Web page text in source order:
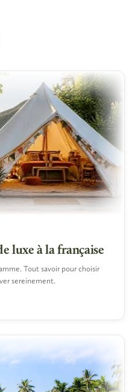
luxe à la française
Tout savoir pour choisir
sereinement.